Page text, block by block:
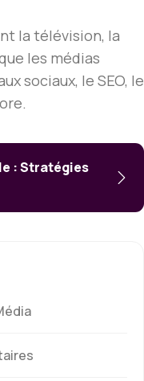
la télévision, la
les médias
sociaux, le SEO, le
: Stratégies